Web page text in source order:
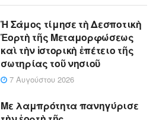
Ἡ Σάμος τίμησε τὴ Δεσποτικὴ
Ἑορτὴ τῆς Μεταμορφώσεως
καὶ τὴν ἱστορικὴ ἐπέτειο τῆς
σωτηρίας τοῦ νησιοῦ
7 Αυγούστου 2026
Με λαμπρότητα πανηγύρισε